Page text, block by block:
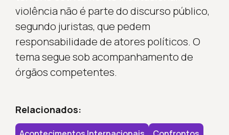
violência não é parte do discurso público,
segundo juristas, que pedem
responsabilidade de atores políticos. O
tema segue sob acompanhamento de
órgãos competentes.
Relacionados: